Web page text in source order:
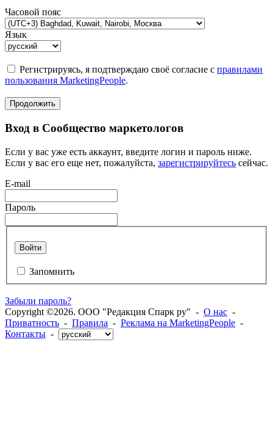
Часовой пояс
Язык
Регистрируясь, я подтверждаю своё согласие с правилами
пользования MarketingPeople.
Продолжить
Вход в Сообщество маркетологов
Если у вас уже есть аккаунт, введите логин и пароль ниже.
Если у вас его еще нет, пожалуйста, зарегистрируйтесь сейчас.
E-mail
Пароль
Войти
Запомнить
Забыли пароль?
Copyright ©2026. ООО "Редакция Спарк ру" - О нас -
Приватность - Правила - Реклама на MarketingPeople -
Контакты -